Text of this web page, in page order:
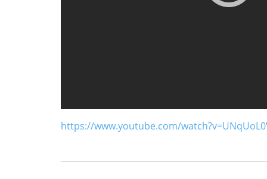
https://www.youtube.com/